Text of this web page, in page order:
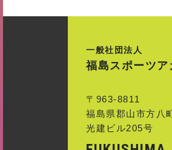
一般社団法人
福島スポーツア
〒963-8811
福島県郡山市方八
光建ビル205号